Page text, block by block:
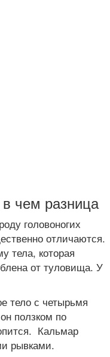
чем разница
головоногих
отличаются.
тела, которая
от туловища. У
тело с четырьмя
ползком по
Кальмар
рывками.